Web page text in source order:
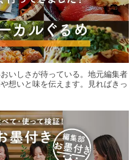
いしさが待っている。地元編集者
想いと味を伝えます。見ればきっ